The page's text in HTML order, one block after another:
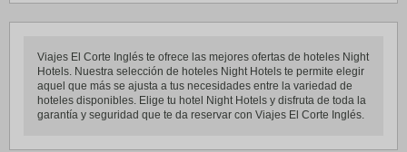
Viajes El Corte Inglés te ofrece las mejores ofertas de hoteles Night
Hotels. Nuestra selección de hoteles Night Hotels te permite elegir
aquel que más se ajusta a tus necesidades entre la variedad de
hoteles disponibles. Elige tu hotel Night Hotels y disfruta de toda la
garantía y seguridad que te da reservar con Viajes El Corte Inglés.